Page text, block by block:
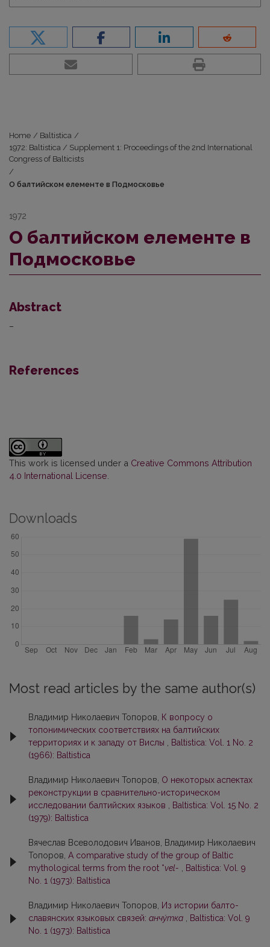
Home / Baltistica /
1972: Baltistica / Supplement 1: Proceedings of the 2nd International
Congress of Balticists
/
О балтийском елементе в Подмосковье
1972
О балтийском елементе в
Подмосковье
Abstract
–
References
This work is licensed under a Creative Commons Attribution
4.0 International License
Downloads
Most read articles by the same author(s)
Владимир Николаевич Топоров,
К вопросу о
топонимических соответствиях на балтийских
территориях и к западу от Вислы
Baltistica: Vol. 1 No. 2
(1966): Baltistica
Владимир Николаевич Топоров, О некоторых аспектах
реконструкции в сравнительно-историческом
исследовании балтийских языков
Baltistica: Vol. 15 No. 2
(1979): Baltistica
Вячеслав Всеволодович Иванов, Владимир Николаевич
Топоров, A comparative study of the group of Baltic
mythological terms from the root *vel-
Baltistica: Vol. 9
No. 1 (1973): Baltistica
Владимир Николаевич Топоров,
Из истории балто-
славянских языковых связей: анчу́тка
Baltistica: Vol. 9
No. 1 (1973): Baltistica